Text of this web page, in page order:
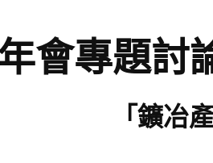
會專題討
「鑛冶